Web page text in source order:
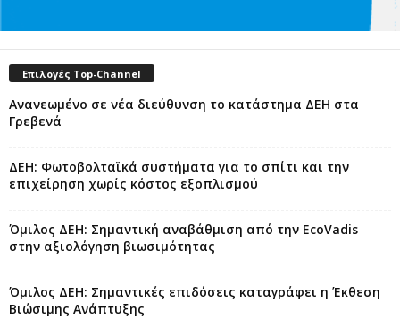
Επιλογές Top-Channel
Ανανεωμένο σε νέα διεύθυνση το κατάστημα ΔΕΗ στα
Γρεβενά
ΔΕΗ: Φωτοβολταϊκά συστήματα για το σπίτι και την
επιχείρηση χωρίς κόστος εξοπλισμού
Όμιλος ΔΕΗ: Σημαντική αναβάθμιση από την EcoVadis
στην αξιολόγηση βιωσιμότητας
Όμιλος ΔΕΗ: Σημαντικές επιδόσεις καταγράφει η Έκθεση
Βιώσιμης Ανάπτυξης